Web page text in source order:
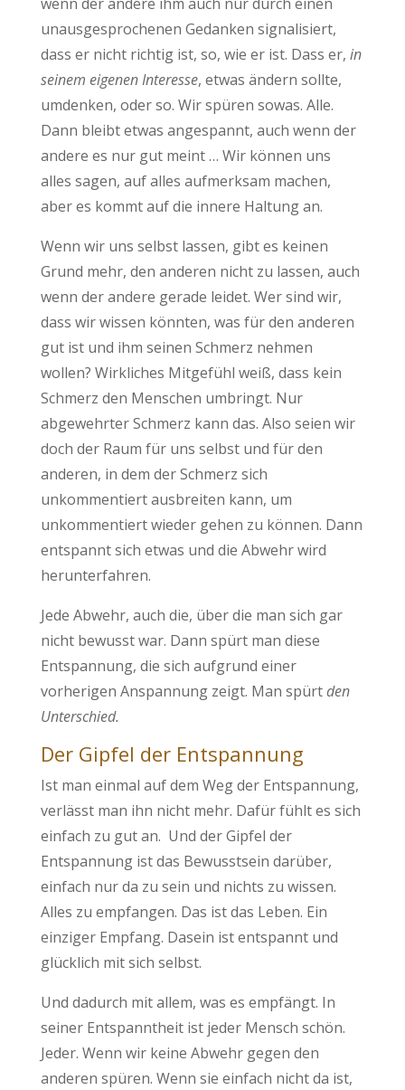
unausgesprochenen Gedanken signalisiert,
dass er nicht richtig ist, so, wie er ist. Dass er, in
seinem eigenen Interesse, etwas ändern sollte,
umdenken, oder so. Wir spüren sowas. Alle.
Dann bleibt etwas angespannt, auch wenn der
andere es nur gut meint … Wir können uns
alles sagen, auf alles aufmerksam machen,
aber es kommt auf die innere Haltung an.
Wenn wir uns selbst lassen, gibt es keinen
Grund mehr, den anderen nicht zu lassen, auch
wenn der andere gerade leidet. Wer sind wir,
dass wir wissen könnten, was für den anderen
gut ist und ihm seinen Schmerz nehmen
wollen? Wirkliches Mitgefühl weiß, dass kein
Schmerz den Menschen umbringt. Nur
abgewehrter Schmerz kann das. Also seien wir
doch der Raum für uns selbst und für den
anderen, in dem der Schmerz sich
unkommentiert ausbreiten kann, um
unkommentiert wieder gehen zu können. Dann
entspannt sich etwas und die Abwehr wird
herunterfahren.
Jede Abwehr, auch die, über die man sich gar
nicht bewusst war. Dann spürt man diese
Entspannung, die sich aufgrund einer
vorherigen Anspannung zeigt. Man spürtden
Unterschied.
Der Gipfel der Entspannung
Ist man einmal auf dem Weg der Entspannung,
verlässt man ihn nicht mehr. Dafür fühlt es sich
einfach zu gut an. Und der Gipfel der
Entspannung ist das Bewusstsein darüber,
einfach nur da zu sein und nichts zu wissen.
Alles zu empfangen. Das ist das Leben. Ein
einziger Empfang. Dasein ist entspannt und
glücklich mit sich selbst.
Und dadurch mit allem, was es empfängt. In
seiner Entspanntheit ist jeder Mensch schön.
Jeder. Wenn wir keine Abwehr gegen den
anderen spüren. Wenn sie einfach nicht da ist,